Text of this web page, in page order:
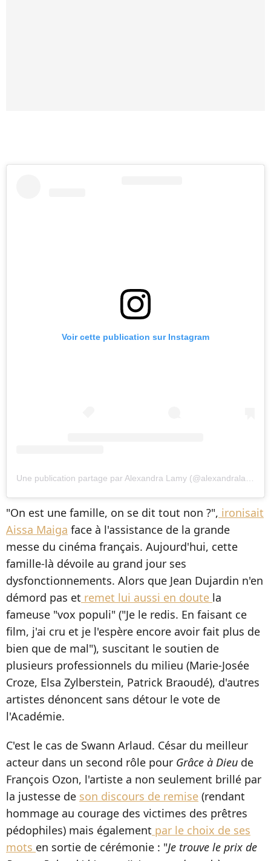
Voir cette publication sur Instagram
Une publication partage par Alexandra Lamy (@alexandralamyofficiel)
"On est une famille, on se dit tout non ?", ironisait
Aissa Maiga face à l'assistance de la grande
messe du cinéma français. Aujourd'hui, cette
famille-là dévoile au grand jour ses
dysfonctionnements. Alors que Jean Dujardin n'en
démord pas et remet lui aussi en doute la
fameuse "vox populi" ("Je le redis. En faisant ce
film, j'ai cru et je l'espère encore avoir fait plus de
bien que de mal"), suscitant le soutien de
plusieurs professionnels du milieu (Marie-Josée
Croze, Elsa Zylberstein, Patrick Braoudé), d'autres
artistes dénoncent sans détour le vote de
l'Académie.
C'est le cas de Swann Arlaud. César du meilleur
acteur dans un second rôle pour Grâce à Dieu de
François Ozon, l'artiste a non seulement brillé par
la justesse de son discours de remise (rendant
hommage au courage des victimes des prêtres
pédophiles) mais également par le choix de ses
mots en sortie de cérémonie : "Je trouve le prix de